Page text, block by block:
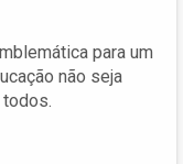
para um
não seja